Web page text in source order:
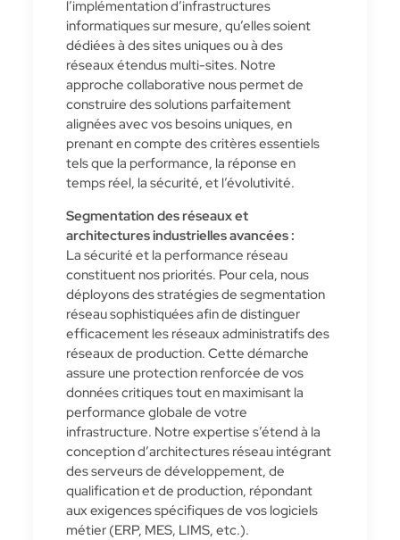
l’implémentation d’infrastructures
informatiques sur mesure, qu’elles soient
dédiées à des sites uniques ou à des
réseaux étendus multi-sites. Notre
approche collaborative nous permet de
construire des solutions parfaitement
alignées avec vos besoins uniques, en
prenant en compte des critères essentiels
tels que la performance, la réponse en
temps réel, la sécurité, et l’évolutivité.
Segmentation des réseaux et
architectures industrielles avancées :
La sécurité et la performance réseau
constituent nos priorités. Pour cela, nous
déployons des stratégies de segmentation
réseau sophistiquées afin de distinguer
efficacement les réseaux administratifs des
réseaux de production. Cette démarche
assure une protection renforcée de vos
données critiques tout en maximisant la
performance globale de votre
infrastructure. Notre expertise s’étend à la
conception d’architectures réseau intégrant
des serveurs de développement, de
qualification et de production, répondant
aux exigences spécifiques de vos logiciels
métier (ERP, MES, LIMS, etc.).